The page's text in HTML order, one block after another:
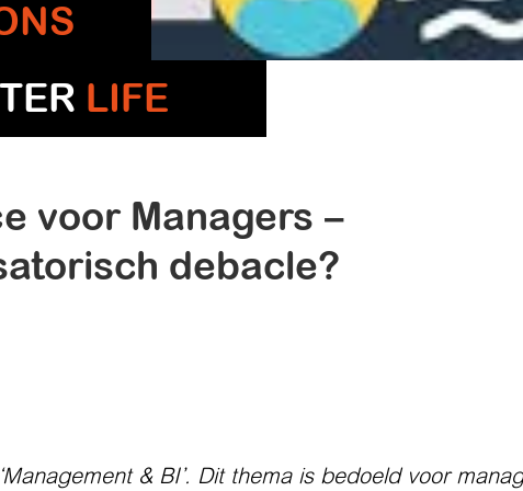
LIFE
voor Managers –
debacle?
& BI’. Dit thema is bedoeld voor